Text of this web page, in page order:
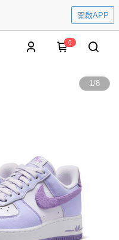
開啟APP
0
1/8